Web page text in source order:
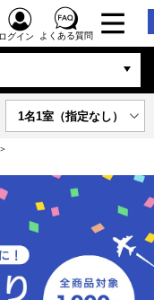
ログイン よくある質問
1名1室（指定なし）